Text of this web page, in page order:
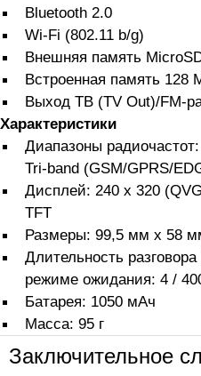
Bluetooth 2.0
Wi-Fi (802.11 b/g)
Внешняя память
Встроенная память 128
Выход ТВ (TV Out)/FM-
Характеристики
Диапазоны
Tri-band (GSM/GPRS/
Дисплей: 240 x 320
TFT
Размеры: 99,5 мм x 58
Длительность
режиме ожидания: 4 /
Батарея: 1050 мАч
Масса: 95 г
Заключительное